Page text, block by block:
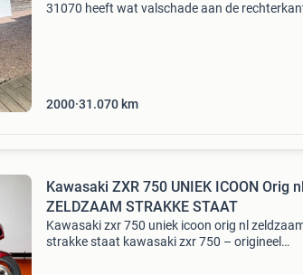
31070 heeft wat valschade aan de
2000 31.070 km
Kawasaki ZXR 750 UNIEK ICOON Orig nl
ZELDZAAM STRAKKE STAAT
Kawasaki zxr 750 uniek icoon orig nl
strakke staat kawasaki zxr 750 – origineel